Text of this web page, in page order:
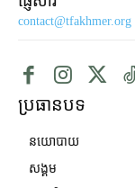
contact@tfakhmer.org
ប្រធានបទ
នយោបាយ
សង្គម